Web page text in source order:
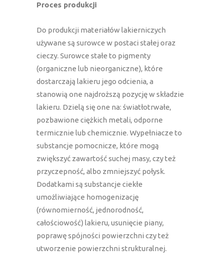
Proces produkcji
Do produkcji materiałów lakierniczych
używane są surowce w postaci stałej oraz
cieczy. Surowce stałe to pigmenty
(organiczne lub nieorganiczne), które
dostarczają lakieru jego odcienia, a
stanowią one najdroższą pozycję w składzie
lakieru. Dzielą się one na: światłotrwałe,
pozbawione ciężkich metali, odporne
termicznie lub chemicznie. Wypełniacze to
substancje pomocnicze, które mogą
zwiększyć zawartość suchej masy, czy też
przyczepność, albo zmniejszyć połysk.
Dodatkami są substancje ciekłe
umożliwiające homogenizację
(równomierność, jednorodność,
całościowość) lakieru, usunięcie piany,
poprawę spójności powierzchni czy też
utworzenie powierzchni strukturalnej.